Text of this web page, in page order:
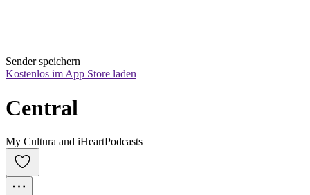
Sender speichern
Kostenlos im App Store laden
Central
My Cultura and iHeartPodcasts